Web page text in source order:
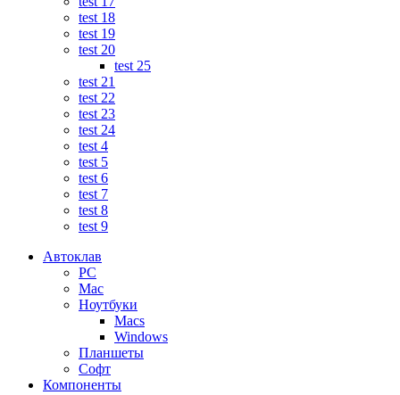
test 18
test 19
test 20
test 25
test 21
test 22
test 23
test 24
test 4
test 5
test 6
test 7
test 8
test 9
Автоклав
PC
Mac
Ноутбуки
Macs
Windows
Планшеты
Софт
Компоненты